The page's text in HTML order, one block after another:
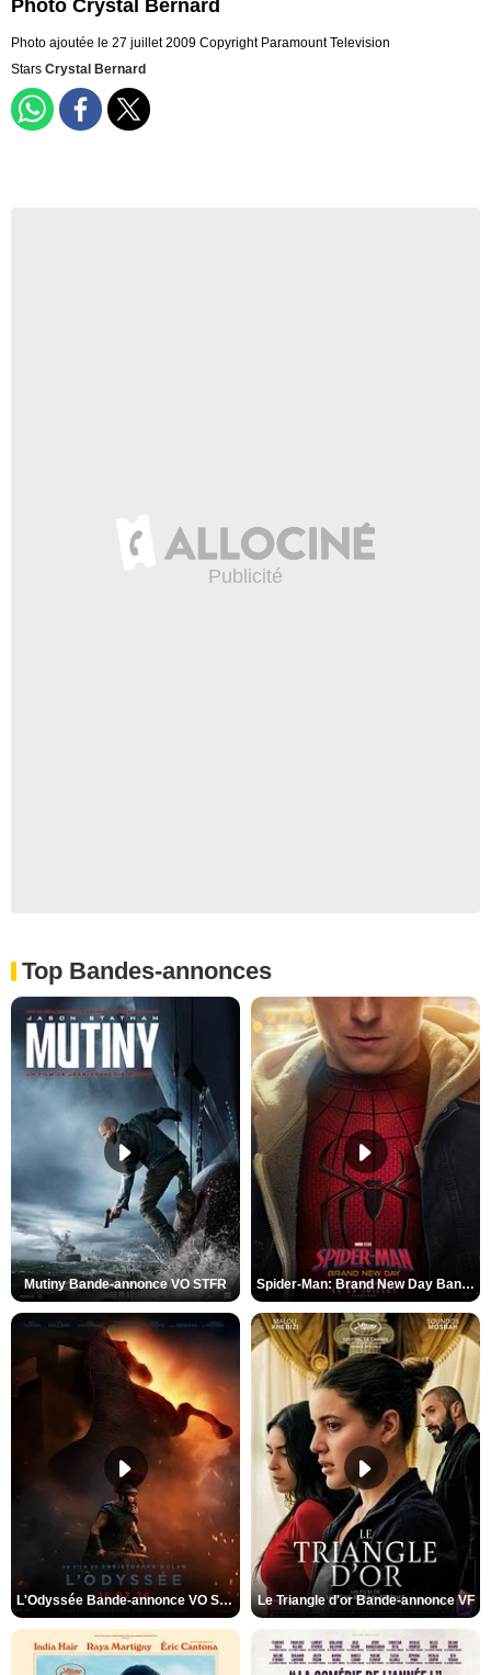
Photo Crystal Bernard
Photo ajoutée le 27 juillet 2009 Copyright Paramount Television
Stars Crystal Bernard
Top Bandes-annonces
Mutiny Bande-annonce VO STFR Spider-Man: Brand New Day Bande-annonce VO STFR
L'Odyssée Bande-annonce VO STFR Le Triangle d'or Bande-annonce VF